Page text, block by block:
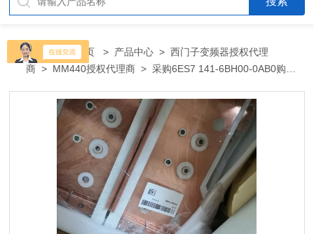
当前位置：首页 > 产品中心 >西门子变频器授权代理
商 > MM440授权代理商 > 采购6ES7 141-6BH00-0AB0购买